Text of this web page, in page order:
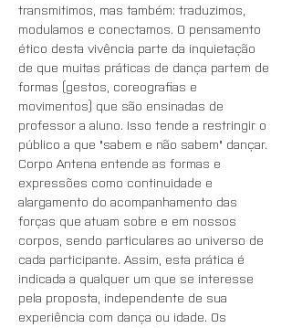
transmitimos, mas também: traduzimos,
modulamos e conectamos. O pensamento
ético desta vivência parte da inquietação
de que muitas práticas de dança partem de
formas (gestos, coreografias e
movimentos) que são ensinadas de
professor a aluno. Isso tende a restringir o
público a que "sabem e não sabem" dançar.
Corpo Antena entende as formas e
expressões como continuidade e
alargamento do acompanhamento das
forças que atuam sobre e em nossos
corpos, sendo particulares ao universo de
cada participante. Assim, esta prática é
indicada a qualquer um que se interesse
pela proposta, independente de sua
experiência com dança ou idade. Os